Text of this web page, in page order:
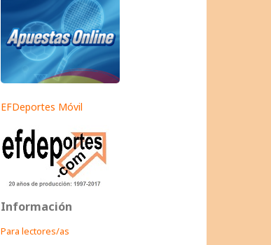
EFDeportes Móvil
Información
Para lectores/as